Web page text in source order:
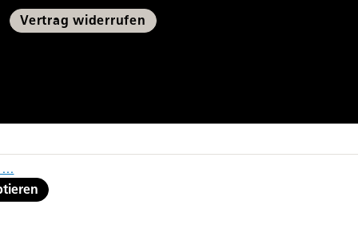
Vertrag widerrufen
Preisermäßigung